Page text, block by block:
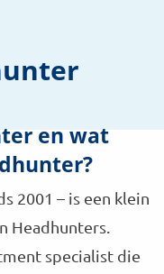
en wat
2001 – is een klein
Headhunters.
specialist die